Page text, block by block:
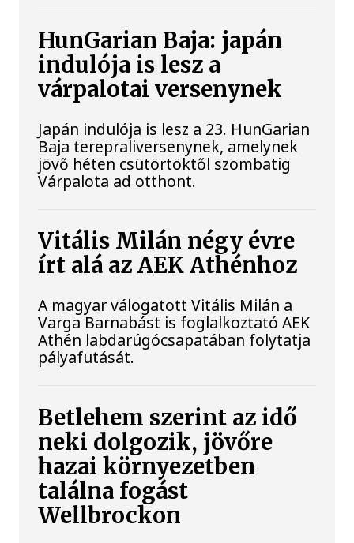
HunGarian Baja: japán
indulója is lesz a
várpalotai versenynek
Japán indulója is lesz a 23. HunGarian
Baja terepraliversenynek, amelynek
jövő héten csütörtöktől szombatig
Várpalota ad otthont.
Vitális Milán négy évre
írt alá az AEK Athénhoz
A magyar válogatott Vitális Milán a
Varga Barnabást is foglalkoztató AEK
Athén labdarúgócsapatában folytatja
pályafutását.
Betlehem szerint az idő
neki dolgozik, jövőre
hazai környezetben
találna fogást
Wellbrockon